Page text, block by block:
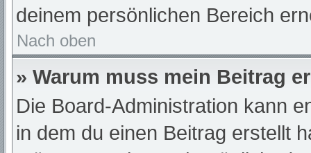
deinem persönlichen Bereich
Nach oben
» Warum muss mein Beitrag
Die Board-Administration kann
in dem du einen Beitrag erstellt